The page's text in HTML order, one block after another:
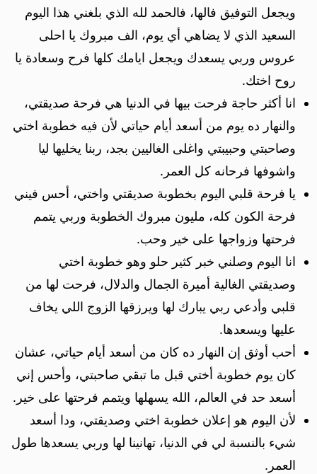
ويجعل التوفيق فالها، فالحمد لله الذي بلغني هذا اليوم
السعيد الذي لا يضاهي أي يوم، الف مبروك يا احلى
عروس وربي يسعدك ويجعل ايامك كلها فرح وسعادة يا
روح اختك.
انا أكثر حاجة فرحت بيها في الدنيا هي فرحة صديقتي،
والنهار ده يوم من أسعد أيام حياتي لأن فيه خطوبة اختي
وصاحبتي وحبيبتي واغلى الغاليين بجد، ربنا يخليها ليا
واشوفها فرحانه كل العمر.
يا فرحة قلبي اليوم بخطوبة صديقتي واختي، أحس فيني
فرحة الكون كله، مليون مبروك الخطوبة وربي يتمم
فرحتها وزواجها على خير وحب.
انا اليوم وصلني خبر كثير حلو وهو خطوبة اختي
وصديقتي الغالية أميرة الجمال والدلال، فرحت لها من
قلبي وأدعي ربي يبارك لها ويرزقها الزوج اللي يخاف
عليها ويسعدها.
أحب أوثق إن النهار ده كان من أسعد أيام حياتي، عشان
كان يوم خطوبة أختي قبل ما تبقي صاحبتي، وأحس إني
أسعد حد في العالم، الله يسهلها ويتمم فرحتها على خير.
لأن اليوم هو إعلان خطوبة اختي وصديقتي، ودا أسعد
شيء بالنسبة لي في الدنيا، تهانينا لها وربي يسعدها طول
العمر.